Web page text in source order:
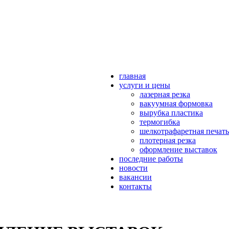
главная
услуги и цены
лазерная резка
вакуумная формовка
вырубка пластика
термогибка
шелкотрафаретная печать
плотерная резка
оформление выставок
последние работы
новости
вакансии
контакты